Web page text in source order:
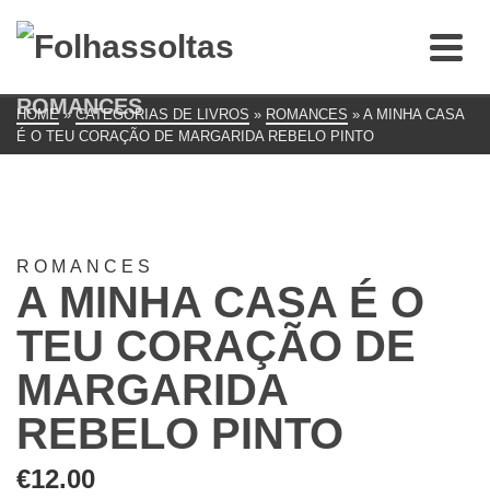
ROMANCES
HOME » CATEGORIAS DE LIVROS » ROMANCES » A MINHA CASA
É O TEU CORAÇÃO DE MARGARIDA REBELO PINTO
ROMANCES
A MINHA CASA É O
TEU CORAÇÃO DE
MARGARIDA
REBELO PINTO
€12.00